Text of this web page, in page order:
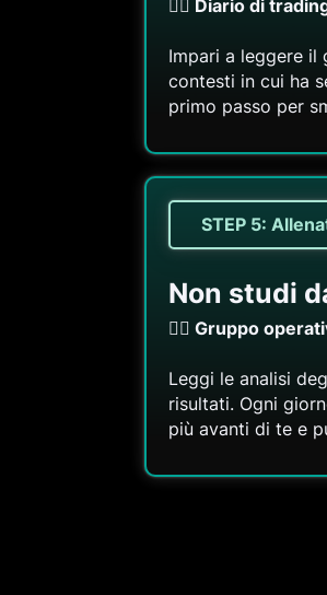
👉🏻 Diario di
Impari a leggere il
contesti in cui ha
primo passo per
STEP 5:
Non studi
👉🏻 Gruppo
Leggi le analisi
risultati. Ogni
più avanti di te e